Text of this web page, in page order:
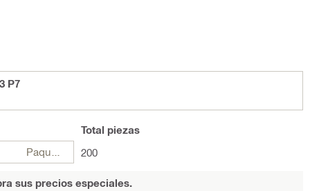
P7
Paquetes
Total piezas
200
sus precios especiales.